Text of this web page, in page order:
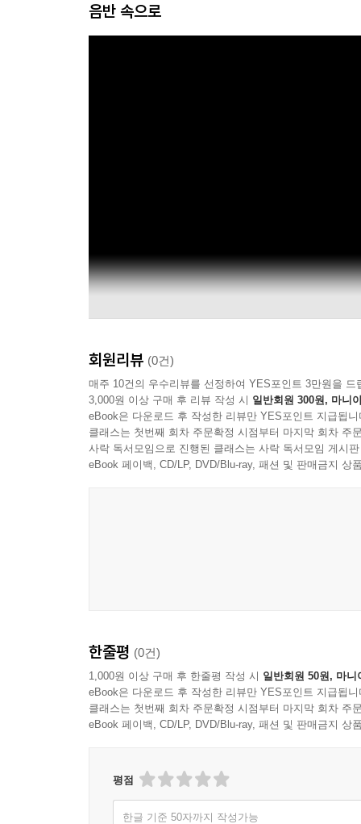
음반 속으로
회원리뷰 (0건)
매주 10건의 우수리뷰를 선정하여 YES포인트 3만원을 드
3,000원 이상 구매 후 리뷰 작성 시 일반회원 300원, 마니
eBook은 다운로드 후 작성한 리뷰만 YES포인트 지급됩니
클래스는 첫번째 회차 주문확정 시점부터 마지막 회차 주
사락 독서모임으로 진행된 클래스는 사락 독서모임 게시
eBook 페이백, CD/LP, DVD/Blu-ray, 패션 및 판매금지 상
한줄평 (0건)
1,000원 이상 구매 후 한줄평 작성 시 일반회원 50원, 마니
eBook은 다운로드 후 작성한 리뷰만 YES포인트 지급됩니
클래스는 첫번째 회차 주문확정 시점부터 마지막 회차 주
eBook 페이백, CD/LP, DVD/Blu-ray, 패션 및 판매금지 상
평점
한글 기준 50자까지 작성가능